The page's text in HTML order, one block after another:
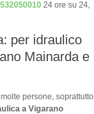
24 ore su 24,
per idraulico
Mainarda e
persone, soprattutto
a Vigarano